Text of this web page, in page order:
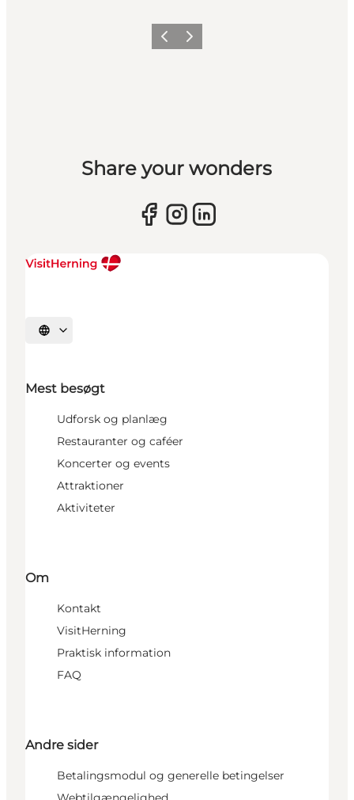
Forrige billede
Næste billede
Share your wonders
Vælg sprog
Mest besøgt
Udforsk og planlæg
Restauranter og caféer
Koncerter og events
Attraktioner
Aktiviteter
Om
Kontakt
VisitHerning
Praktisk information
FAQ
Andre sider
Betalingsmodul og generelle betingelser